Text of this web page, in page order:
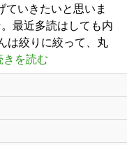
ていきたいと思いま
最近多読はしても内
は絞りに絞って、丸
を読む